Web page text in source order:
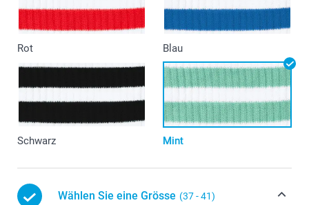
Rot Blau
Schwarz Mint
Wählen Sie eine Grösse (37 - 41)